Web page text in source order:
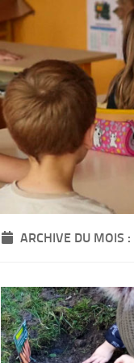
ARCHIVE DU MOIS :